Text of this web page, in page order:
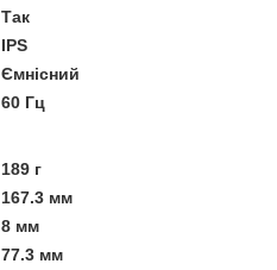
Так
IPS
Ємнісний
60 Гц
189 г
167.3 мм
8 мм
77.3 мм